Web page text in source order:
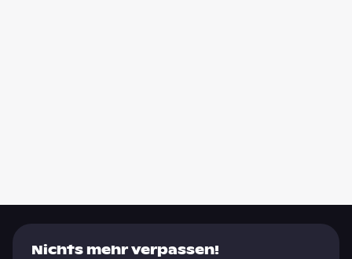
Nichts mehr verpassen!